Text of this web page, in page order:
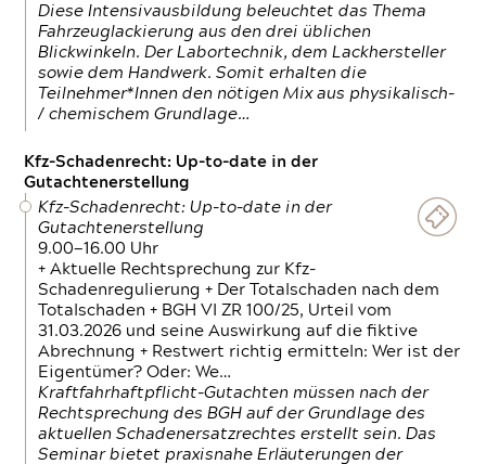
Diese Intensivausbildung beleuchtet das Thema
Fahrzeuglackierung aus den drei üblichen
Blickwinkeln. Der Labortechnik, dem Lackhersteller
sowie dem Handwerk. Somit erhalten die
Teilnehmer*Innen den nötigen Mix aus physikalisch-
/ chemischem Grundlage…
Kfz-Schadenrecht: Up-to-date in der
Gutachtenerstellung
Kfz-Schadenrecht: Up-to-date in der
Gutachtenerstellung
9.00—16.00 Uhr
+ Aktuelle Rechtsprechung zur Kfz-
Schadenregulierung + Der Totalschaden nach dem
Totalschaden + BGH VI ZR 100/25, Urteil vom
31.03.2026 und seine Auswirkung auf die fiktive
Abrechnung + Restwert richtig ermitteln: Wer ist der
Eigentümer? Oder: We…
Kraftfahrhaftpflicht-Gutachten müssen nach der
Rechtsprechung des BGH auf der Grundlage des
aktuellen Schadenersatzrechtes erstellt sein. Das
Seminar bietet praxisnahe Erläuterungen der